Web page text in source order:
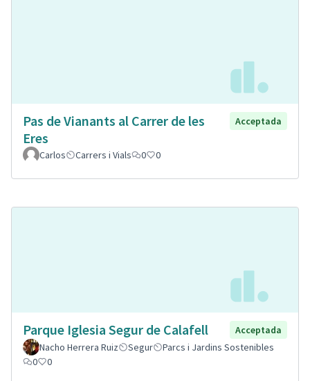
Pas de Vianants al Carrer de les
Eres
Acceptada
Carlos Carrers i Vials 0 0
Parque Iglesia Segur de Calafell
Acceptada
Nacho Herrera Ruiz
Segur
Parcs i Jardins Sostenibles
0
0